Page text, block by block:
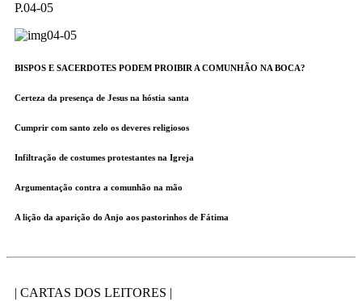
P.04-05
BISPOS E SACERDOTES PODEM PROIBIR A COMUNHÃO NA BOCA?
Certeza da presença de Jesus na hóstia santa
Cumprir com santo zelo os deveres religiosos
Infiltração de costumes protestantes na Igreja
Argumentação contra a comunhão na mão
A lição da aparição do Anjo aos pastorinhos de Fátima
| CARTAS DOS LEITORES |